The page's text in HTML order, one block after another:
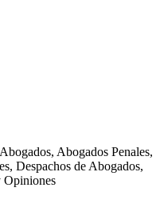
Abogados Penales,
Despachos de Abogados,
Opiniones